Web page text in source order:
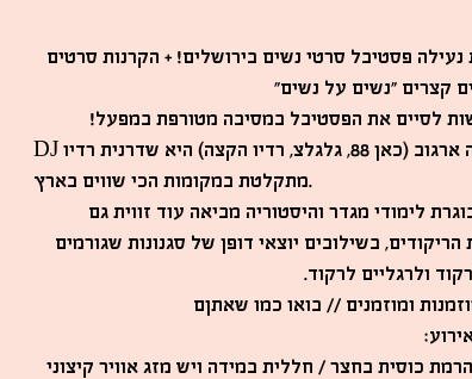
נעילה פסטיבל סרטי נשים בירושלים! + הקרנות סרטים
קצרים ״נשים על נשים״
לסיים את הפסטיבל במסיבה מטורפת במפעל!
DJ נועה ארגוב (כאן 88, גלגלצ, רדיו הקצה) היא שדרנית רדיו
מתקלטת במקומות הכי שווים בארץ.
לימודי מגדר והיסטוריה מביאה עוד זווית גם
בשילובים יוצאי דופן של סגנונות שגורמים
ולרגליים לרקוד.
ומוזמנים // בואו כמו שאתןם